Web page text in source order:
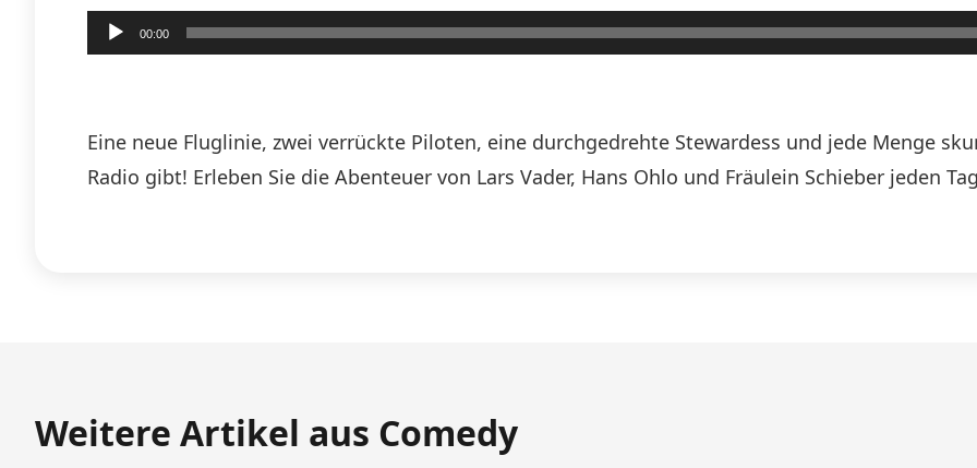
Audio-
Player
00:00
Eine neue Fluglinie, zwei verrückte Piloten, eine durchgedrehte Stewardess und jede Menge
Radio gibt! Erleben Sie die Abenteuer von Lars Vader, Hans Ohlo und Fräulein Schieber jeden
Weitere Artikel aus Comedy